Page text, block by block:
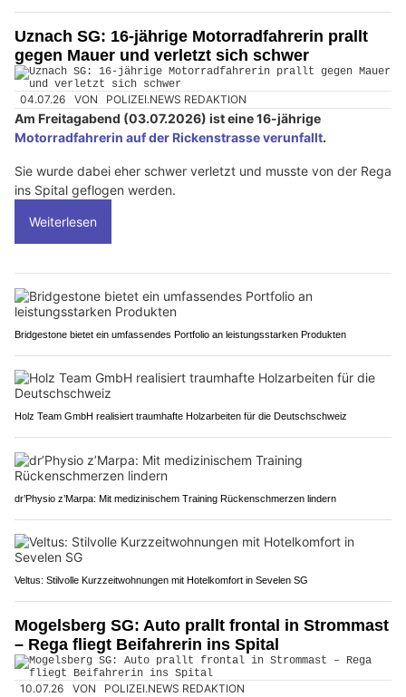
Uznach SG: 16-jährige Motorradfahrerin prallt
gegen Mauer und verletzt sich schwer
04.07.26 VON POLIZEI.NEWS REDAKTION
Am Freitagabend (03.07.2026) ist eine 16-jährige
Motorradfahrerin auf der Rickenstrasse verunfallt.
Sie wurde dabei eher schwer verletzt und musste von der Rega
ins Spital geflogen werden.
Weiterlesen
Bridgestone bietet ein umfassendes Portfolio an leistungsstarken Produkten
Holz Team GmbH realisiert traumhafte Holzarbeiten für die Deutschschweiz
dr’Physio z’Marpa: Mit medizinischem Training Rückenschmerzen lindern
Veltus: Stilvolle Kurzzeitwohnungen mit Hotelkomfort in Sevelen SG
Mogelsberg SG: Auto prallt frontal in Strommast
– Rega fliegt Beifahrerin ins Spital
10.07.26 VON POLIZEI.NEWS REDAKTION